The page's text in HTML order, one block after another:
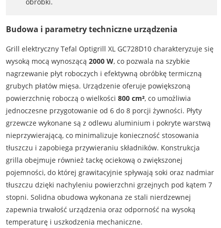
Budowa i parametry techniczne urządzenia
Grill elektryczny Tefal Optigrill XL GC728D10 charakteryzuje się
wysoką mocą wynoszącą 2000 W, co pozwala na szybkie
nagrzewanie płyt roboczych i efektywną obróbkę termiczną
grubych płatów mięsa. Urządzenie oferuje powiększoną
powierzchnię roboczą o wielkości 800 cm², co umożliwia
jednoczesne przygotowanie od 6 do 8 porcji żywności. Płyty
grzewcze wykonane są z odlewu aluminium i pokryte warstwą
nieprzywierającą, co minimalizuje konieczność stosowania
tłuszczu i zapobiega przywieraniu składników. Konstrukcja
grilla obejmuje również tackę ociekową o zwiększonej
pojemności, do której grawitacyjnie spływają soki oraz nadmiar
tłuszczu dzięki nachyleniu powierzchni grzejnych pod kątem 7
stopni. Solidna obudowa wykonana ze stali nierdzewnej
zapewnia trwałość urządzenia oraz odporność na wysoką
temperaturę i uszkodzenia mechaniczne.